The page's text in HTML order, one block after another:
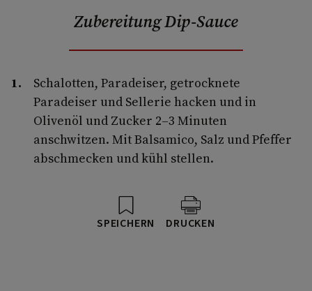
Zubereitung Dip-Sauce
Schalotten, Paradeiser, getrocknete
Paradeiser und Sellerie hacken und in
Olivenöl und Zucker 2–3 Minuten
anschwitzen. Mit Balsamico, Salz und Pfeffer
abschmecken und kühl stellen.
SPEICHERN DRUCKEN